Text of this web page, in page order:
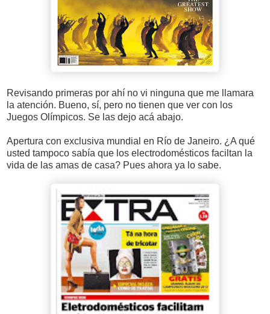
Revisando primeras por ahí no vi ninguna que me llamara
la atención. Bueno, sí, pero no tienen que ver con los
Juegos Olímpicos. Se las dejo acá abajo.
Apertura con exclusiva mundial en Río de Janeiro. ¿A qué
usted tampoco sabía que los electrodomésticos faciltan la
vida de las amas de casa? Pues ahora ya lo sabe.